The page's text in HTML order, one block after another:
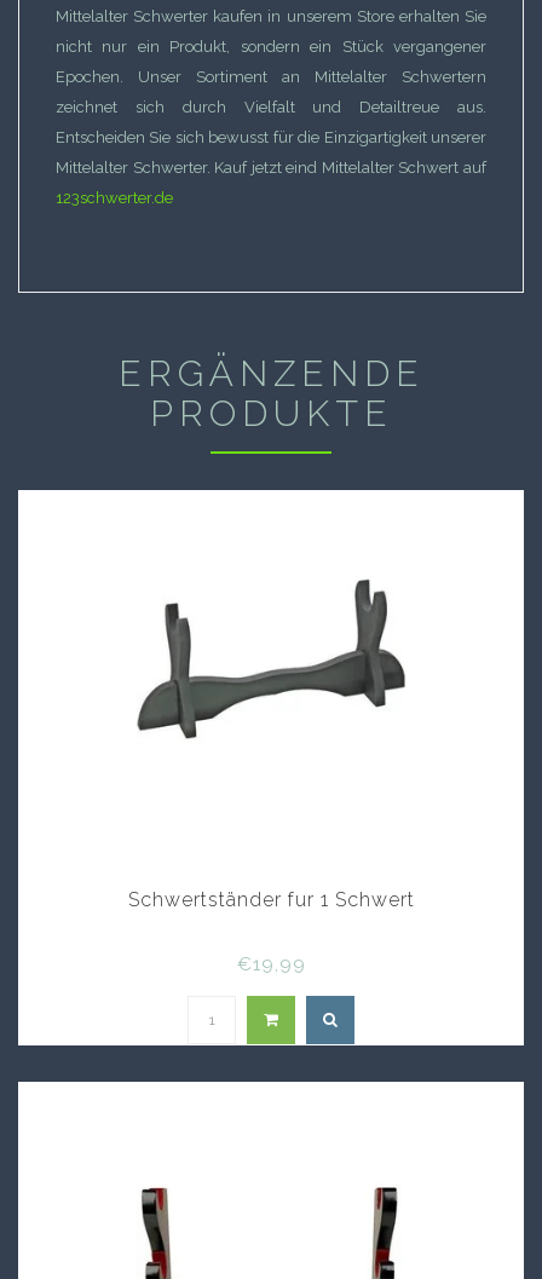
Mittelalter Schwerter kaufen in unserem Store erhalten Sie
nicht nur ein Produkt, sondern ein Stück vergangener
Epochen. Unser Sortiment an Mittelalter Schwertern
zeichnet sich durch Vielfalt und Detailtreue aus.
Entscheiden Sie sich bewusst für die Einzigartigkeit unserer
Mittelalter Schwerter. Kauf jetzt eind Mittelalter Schwert auf
123schwerter.de
ERGÄNZENDE
PRODUKTE
Schwertständer fur 1 Schwert
€19,99